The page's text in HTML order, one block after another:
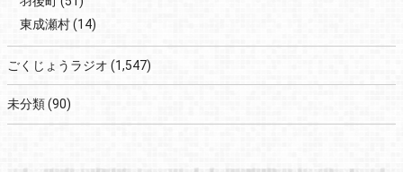
東成瀬村(14)
ごくじょうラジオ (1,547)
未分類(90)